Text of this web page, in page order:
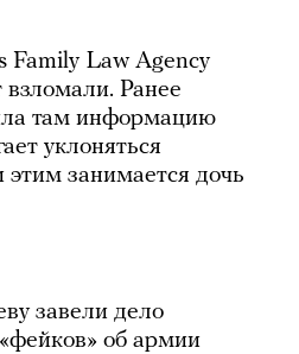
Law Agency
взломали. Ранее
там информацию
уклоняться
занимается дочь
завели дело
об армии